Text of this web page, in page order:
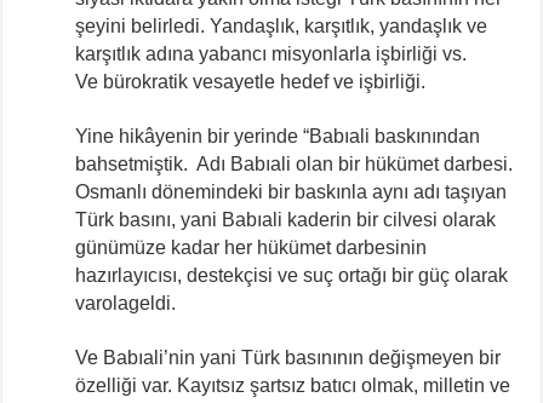
şeyini belirledi. Yandaşlık, karşıtlık, yandaşlık ve
karşıtlık adına yabancı misyonlarla işbirliği vs.
Ve bürokratik vesayetle hedef ve işbirliği.
Yine hikâyenin bir yerinde “Babıali baskınından
bahsetmiştik. Adı Babıali olan bir hükümet darbesi.
Osmanlı dönemindeki bir baskınla aynı adı taşıyan
Türk basını, yani Babıali kaderin bir cilvesi olarak
günümüze kadar her hükümet darbesinin
hazırlayıcısı, destekçisi ve suç ortağı bir güç olarak
varolageldi.
Ve Babıali’nin yani Türk basınının değişmeyen bir
özelliği var. Kayıtsız şartsız batıcı olmak, milletin ve